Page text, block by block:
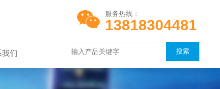
服务热线：
13818304481
我们